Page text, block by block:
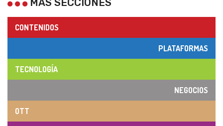
CONTENIDOS
PLATAFORMAS
TECNOLOGÍA
NEGOCIOS
OTT